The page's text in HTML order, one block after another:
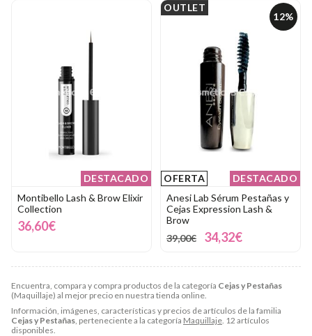
Encuentra, compara y compra productos de la categoría Cejas y Pestañas
(Maquillaje) al mejor precio en nuestra tienda online.
Información, imágenes, características y precios de artículos de la familia
Cejas y Pestañas , perteneciente a la categoría Maquillaje . 12 artículos
disponibles.
DESTACADO
Montibello Lash & Brow Elixir
Collection
36,60€
12%
OFERTA DESTACADO
OUTLET
Anesi Lab Sérum Pestañas y
Cejas Expression Lash &
Brow
39,00€
34,32€